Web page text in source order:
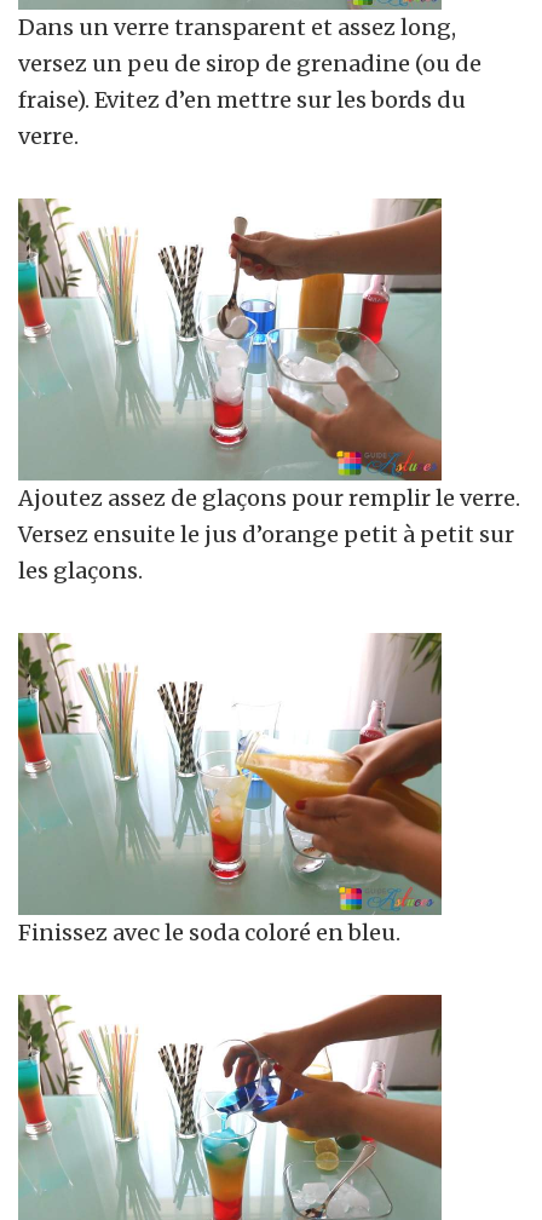
Dans un verre transparent et assez long,
versez un peu de sirop de grenadine (ou de
fraise). Evitez d’en mettre sur les bords du
verre.
Ajoutez assez de glaçons pour remplir le verre.
Versez ensuite le jus d’orange petit à petit sur
les glaçons.
Finissez avec le soda coloré en bleu.